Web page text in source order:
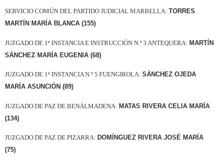
SERVICIO COMÚN DEL PARTIDO JUDICIAL MARBELLA: TORRES
MARTÍN MARÍA BLANCA (155)
JUZGADO DE 1ª INSTANCIA E INSTRUCCIÓN N.º 3 ANTEQUERA: MARTÍN
SÁNCHEZ MARÍA EUGENIA (68)
JUZGADO DE 1ª INSTANCIA N.º 5 FUENGIROLA: SÁNCHEZ OJEDA
MARÍA ASUNCIÓN (89)
JUZGADO DE PAZ DE BENÁLMADENA: MATAS RIVERA CELIA MARÍA
(134)
JUZGADO DE PAZ DE PIZARRA: DOMÍNGUEZ RIVERA JOSÉ MARÍA
(75)